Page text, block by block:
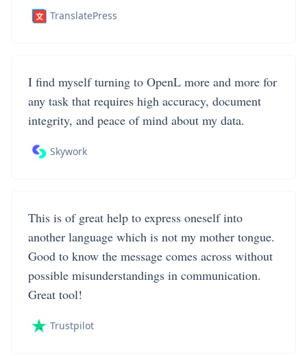
TranslatePress
I find myself turning to OpenL more and more for
any task that requires high accuracy, document
integrity, and peace of mind about my data.
Skywork
This is of great help to express oneself into
another language which is not my mother tongue.
Good to know the message comes across without
possible misunderstandings in communication.
Great tool!
Trustpilot